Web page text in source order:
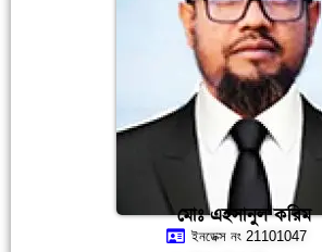
মোঃ এহসানুল করিম
ইনডেক্স নং 21101047